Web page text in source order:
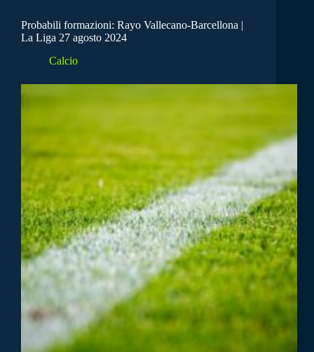
Probabili formazioni: Rayo Vallecano-Barcellona |
La Liga 27 agosto 2024
Calcio